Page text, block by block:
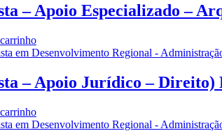
– Apoio Especializado –
– Apoio Jurídico – Direito)